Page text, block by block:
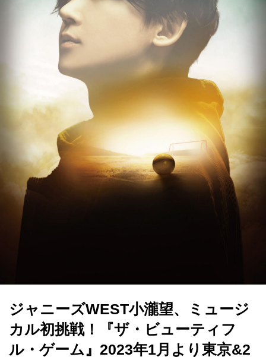
ジャニーズWEST小瀧望、ミュージ
カル初挑戦！『ザ・ビューティフ
ル・ゲーム』2023年1月より東京&2